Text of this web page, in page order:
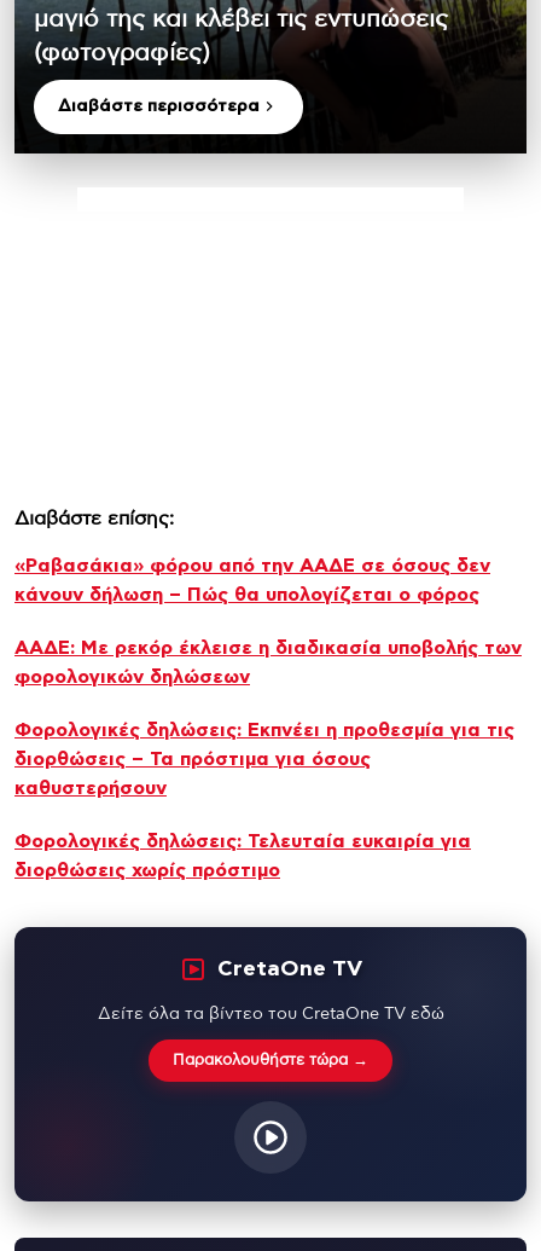
μαγιό της και κλέβει τις εντυπώσεις
(φωτογραφίες)
Διαβάστε περισσότερα
Διαβάστε επίσης:
«Ραβασάκια» φόρου από την ΑΑΔΕ σε όσους δεν
κάνουν δήλωση – Πώς θα υπολογίζεται ο φόρος
ΑΑΔΕ: Με ρεκόρ έκλεισε η διαδικασία υποβολής των
φορολογικών δηλώσεων
Φορολογικές δηλώσεις: Εκπνέει η προθεσμία για τις
διορθώσεις – Τα πρόστιμα για όσους
καθυστερήσουν
Φορολογικές δηλώσεις: Τελευταία ευκαιρία για
διορθώσεις χωρίς πρόστιμο
CretaOne TV
Δείτε όλα τα βίντεο του CretaOne TV εδώ
Παρακολουθήστε τώρα →